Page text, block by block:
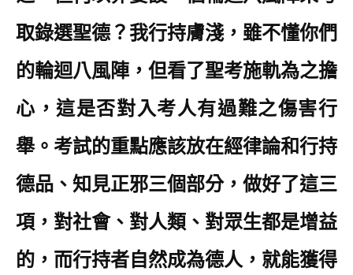
取錄選聖德？我行持膚淺，雖不懂你們
的輪迴八風陣，但看了聖考施軌為之擔
心，這是否對入考人有過難之傷害行
舉。考試的重點應該放在經律論和行持
德品、知見正邪三個部分，做好了這三
項，對社會、對人類、對眾生都是增益
的，而行持者自然成為德人，就能獲得